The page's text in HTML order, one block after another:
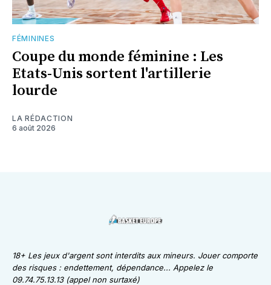
FÉMININES
Coupe du monde féminine : Les
Etats-Unis sortent l'artillerie
lourde
LA RÉDACTION
6 août 2026
18+ Les jeux d'argent sont interdits aux mineurs. Jouer comporte
des risques : endettement, dépendance... Appelez le
09.74.75.13.13 (appel non surtaxé)